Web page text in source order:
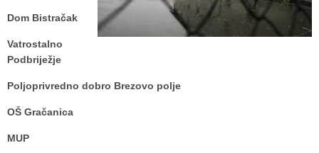
Dom Bistračak
Vatrostalno
Podbriježje
Poljoprivredno dobro Brezovo polje
OŠ Gračanica
MUP